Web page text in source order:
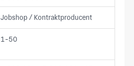
Jobshop / Kontraktproducent
1-50